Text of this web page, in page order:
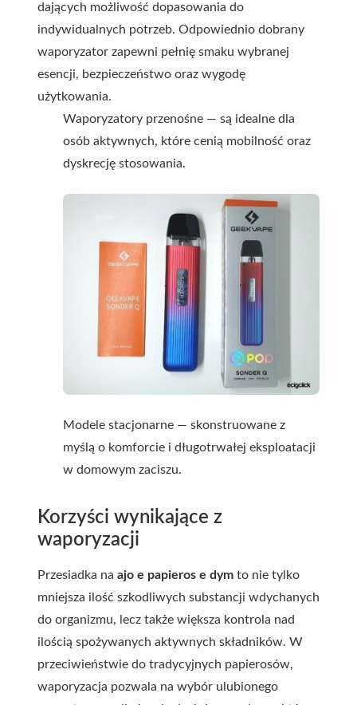
dających możliwość dopasowania do
indywidualnych potrzeb. Odpowiednio dobrany
waporyzator zapewni pełnię smaku wybranej
esencji, bezpieczeństwo oraz wygodę
użytkowania.
Waporyzatory przenośne — są idealne dla
osób aktywnych, które cenią mobilność oraz
dyskrecję stosowania.
Modele stacjonarne — skonstruowane z
myślą o komforcie i długotrwałej eksploatacji
w domowym zaciszu.
Korzyści wynikające z
waporyzacji
Przesiadka na ajo e papieros e dym to nie tylko
mniejsza ilość szkodliwych substancji wdychanych
do organizmu, lecz także większa kontrola nad
ilością spożywanych aktywnych składników. W
przeciwieństwie do tradycyjnych papierosów,
waporyzacja pozwala na wybór ulubionego